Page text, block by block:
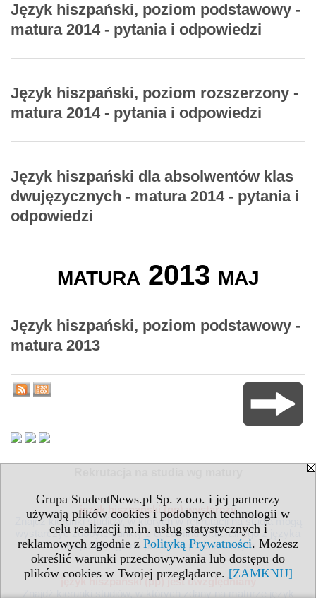
Grupa StudentNews.pl Sp. z o.o. i jej partnerzy
używają plików cookies i podobnych technologii w
celu realizacji m.in. usług statystycznych i
reklamowych zgodnie z Polityką Prywatności. Możesz
określić warunki przechowywania lub dostępu do
plików cookies w Twojej przeglądarce. [ZAMKNIJ]
Język hiszpański, poziom podstawowy -
matura 2014 - pytania i odpowiedzi
Język hiszpański, poziom rozszerzony -
matura 2014 - pytania i odpowiedzi
Język hiszpański dla absolwentów klas
dwujęzycznych - matura 2014 - pytania i
odpowiedzi
matura 2013 maj
Język hiszpański, poziom podstawowy -
matura 2013
język hiszpański (pp) wystarczy
Znajdź kierunki studiów, w których w rekrutacji na studia mogą
wystarczyć zdobyte punkty z egzaminu maturalnego z języka
hiszpańskiego na poziomie podstawowym
językhiszpański(pp) jest uwzględniany
Znajdź kierunki studiów, w których zdany na maturze język